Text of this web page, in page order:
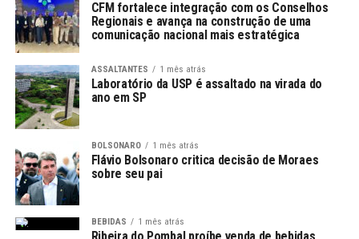
Vale destacar que este não é o primeiro desafio de saúde
enfrentado por Roberto Carlos em 2023. Em abril, ele
precisou adiar uma visita promocional ao Nepal devido a
uma “doença súbita”, o que levantou preocupações
sobre seu bem-estar.
Relacionamento com a Saúde
A história do ex-jogador serve como um lembrete sobre
a importância de exames de rotina, especialmente em
faixas etárias onde problemas de saúde podem se tornar
CFM fortalece integração com os Conselhos
Regionais e avança na construção de uma
comunicação nacional mais estratégica
ASSALTANTES 1 mês atrás
Laboratório da USP é assaltado na virada do
ano em SP
BOLSONARO 1 mês atrás
Flávio Bolsonaro critica decisão de Moraes
sobre seu pai
BEBIDAS 1 mês atrás